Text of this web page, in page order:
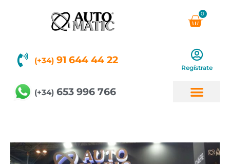
0
(+34) 91 644 44 22
Regístrate
(+34) 653 996 766